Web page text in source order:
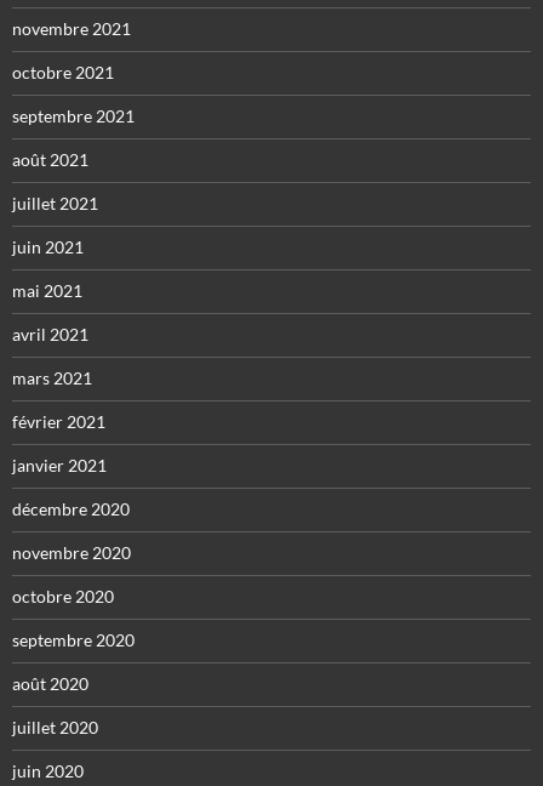
novembre 2021
octobre 2021
septembre 2021
août 2021
juillet 2021
juin 2021
mai 2021
avril 2021
mars 2021
février 2021
janvier 2021
décembre 2020
novembre 2020
octobre 2020
septembre 2020
août 2020
juillet 2020
juin 2020